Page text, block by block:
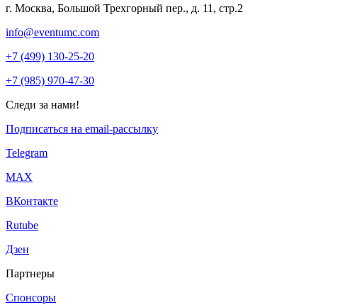
г. Москва, Большой Трехгорный пер., д. 11, стр.2
info@eventumc.com
+7 (499) 130-25-20
+7 (985) 970-47-30
Следи за нами!
Подписаться на email-рассылку
Telegram
МАХ
ВКонтакте
Rutube
Дзен
Партнеры
Спонсоры